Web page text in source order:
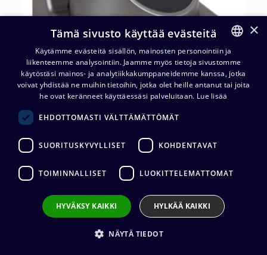
MuxLab 500790-NDI
USB/NDI/IP PTZ Camera 30x
Zoom, PoE
1 929,20€
Lisää ostoskoriin
FINNISH
ENGLISH
×
Tämä sivusto käyttää evästeitä
Käytämme evästeitä sisällön, mainosten personointiin ja
liikenteemme analysointiin. Jaamme myös tietoja sivustomme
käytöstäsi mainos- ja analytiikkakumppaneidemme kanssa, jotka
voivat yhdistää ne muihin tietoihin, jotka olet heille antanut tai joita
he ovat keränneet käyttäessäsi palveluitaan. Lue lisää
EHDOTTOMASTI VÄLTTÄMÄTTÖMÄT
SUORITUSKYVYLLISET KOHDENTAVAT
TOIMINNALLISET LUOKITTELEMATTOMAT
HYVÄKSY KAIKKI HYLKÄÄ KAIKKI
NÄYTÄ TIEDOT